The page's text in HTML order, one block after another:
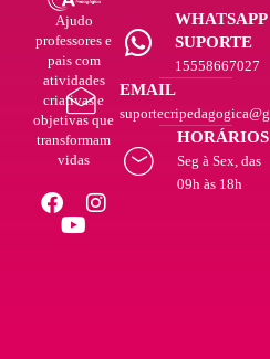
Ajudo
professores e
pais com
atividades
criativas e
objetivas que
transformam
vidas
WHATSAPP
SUPORTE
15558667027
EMAIL
HORÁRIOS
Seg à Sex, das
09h às 18h